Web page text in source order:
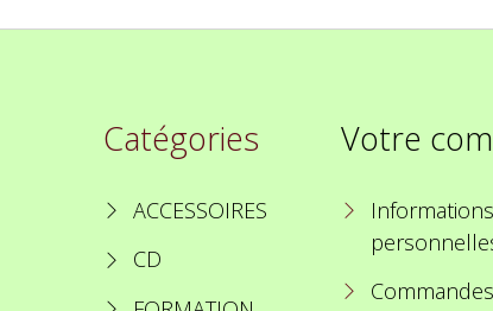
Catégories
ACCESSOIRES
CD
Votre
Informations
Commandes